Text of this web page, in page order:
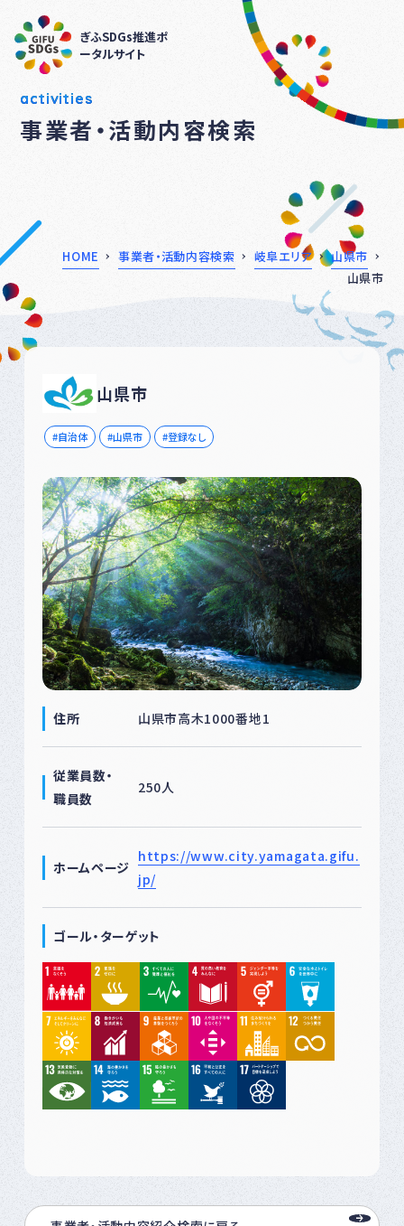
ぎふSDGs推進ポ
ータルサイト
activities
事業者・活動内容検索
HOME 事業者・活動内容検索 岐阜エリア
山県市
山県市
山県市
自治体 山県市 登録なし
住所 山県市高木1000番地1
従業員数・
職員数
250人
ホームページ
https://www.city.yamagata.gifu.
jp/
ゴール・ターゲット